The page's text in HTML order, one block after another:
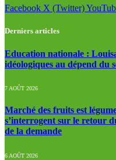
Facebook X (Twitter)
Derniers articles
Education nationale :
idéologiques au dépend du
7 AOÛT 2026
Marché des fruits est
s’interrogent sur le retour
de la demande
6 AOÛT 2026